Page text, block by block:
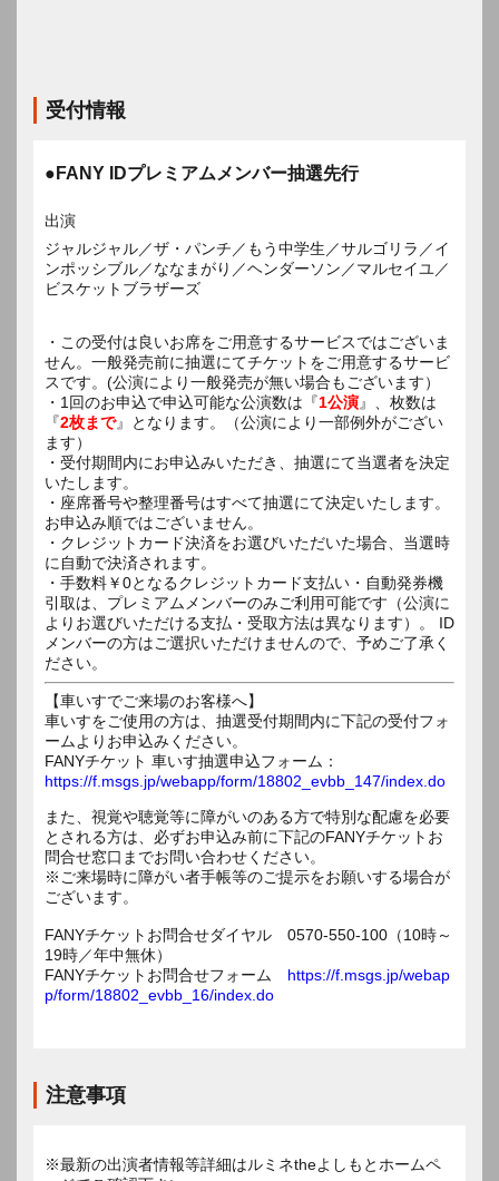
受付情報
●FANY IDプレミアムメンバー抽選先行
出演
ジャルジャル／ザ・パンチ／もう中学生／サルゴリラ／イ
ンポッシブル／ななまがり／ヘンダーソン／マルセイユ／
ビスケットブラザーズ
・この受付は良いお席をご用意するサービスではございま
せん。一般発売前に抽選にてチケットをご用意するサービ
スです。(公演により一般発売が無い場合もございます）
・1回のお申込で申込可能な公演数は『1公演』、枚数は
『2枚まで』となります。（公演により一部例外がござい
ます）
・受付期間内にお申込みいただき、抽選にて当選者を決定
いたします。
・座席番号や整理番号はすべて抽選にて決定いたします。
お申込み順ではございません。
・クレジットカード決済をお選びいただいた場合、当選時
に自動で決済されます。
・手数料￥0となるクレジットカード支払い・自動発券機
引取は、プレミアムメンバーのみご利用可能です（公演に
よりお選びいただける支払・受取方法は異なります）。 ID
メンバーの方はご選択いただけませんので、予めご了承く
ださい。
【車いすでご来場のお客様へ】
車いすをご使用の方は、抽選受付期間内に下記の受付フォ
ームよりお申込みください。
FANYチケット 車いす抽選申込フォーム：
https://f.msgs.jp/webapp/form/18802_evbb_147/index.do
また、視覚や聴覚等に障がいのある方で特別な配慮を必要
とされる方は、必ずお申込み前に下記のFANYチケットお
問合せ窓口までお問い合わせください。
※ご来場時に障がい者手帳等のご提示をお願いする場合が
ございます。
FANYチケットお問合せダイヤル 0570-550-100（10時～
19時／年中無休）
FANYチケットお問合せフォーム https://f.msgs.jp/webap
p/form/18802_evbb_16/index.do
注意事項
※最新の出演者情報等詳細はルミネtheよしもとホームペ